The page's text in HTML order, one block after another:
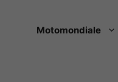
Motomondiale